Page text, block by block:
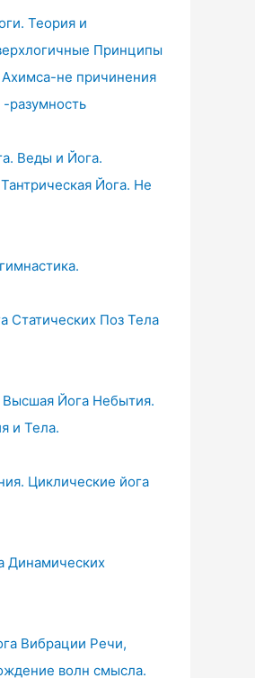
Теория и
Принципы
не причинения
разумность
Веды и Йога.
Йога. Не
Статических Поз Тела
Высшая Йога Небытия.
и Тела.
Циклические йога
Динамических
Вибрации Речи,
волн смысла.